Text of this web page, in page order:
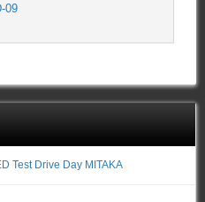
09
Test Drive Day MITAKA